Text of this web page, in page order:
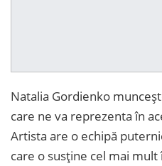
Natalia Gordienko
care ne va reprezenta în
Artista are o echipă
care o susţine cel mai